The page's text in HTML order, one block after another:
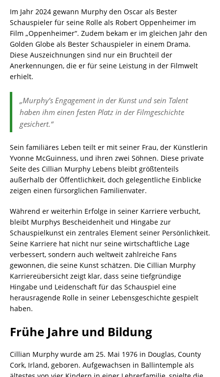
Im Jahr 2024 gewann Murphy den Oscar als Bester
Schauspieler für seine Rolle als Robert Oppenheimer im
Film „Oppenheimer“. Zudem bekam er im gleichen Jahr den
Golden Globe als Bester Schauspieler in einem Drama.
Diese Auszeichnungen sind nur ein Bruchteil der
Anerkennungen, die er für seine Leistung in der Filmwelt
erhielt.
„Murphy’s Engagement in der Kunst und sein Talent
haben ihm einen festen Platz in der Filmgeschichte
gesichert.“
Sein familiäres Leben teilt er mit seiner Frau, der Künstlerin
Yvonne McGuinness, und ihren zwei Söhnen. Diese private
Seite des Cillian Murphy Lebens bleibt größtenteils
außerhalb der Öffentlichkeit, doch gelegentliche Einblicke
zeigen einen fürsorglichen Familienvater.
Während er weiterhin Erfolge in seiner Karriere verbucht,
bleibt Murphys Bescheidenheit und Hingabe zur
Schauspielkunst ein zentrales Element seiner Persönlichkeit.
Seine Karriere hat nicht nur seine wirtschaftliche Lage
verbessert, sondern auch weltweit zahlreiche Fans
gewonnen, die seine Kunst schätzen. Die Cillian Murphy
Karriereübersicht zeigt klar, dass seine tiefgründige
Hingabe und Leidenschaft für das Schauspiel eine
herausragende Rolle in seiner Lebensgeschichte gespielt
haben.
Frühe Jahre und Bildung
Cillian Murphy wurde am 25. Mai 1976 in Douglas, County
Cork, Irland, geboren. Aufgewachsen in Ballintemple als